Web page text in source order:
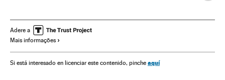
Empresas Economia Ciência
Géneros videojuegos
Video games Lazer Informática Estilo vida
Adere a
Mais informações
Si está interesado en licenciar este contenido, pinche aquí